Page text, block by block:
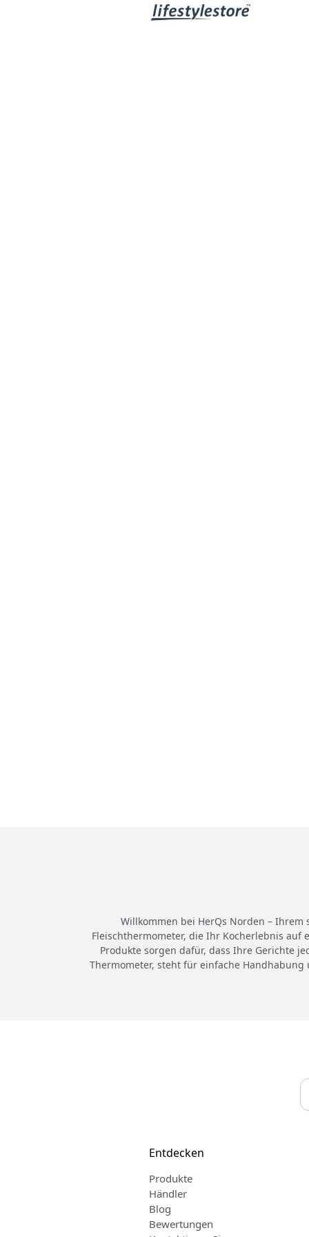
Willkommen bei HerQs Norden –
Fleischthermometer, die Ihr Kocherlebnis
Produkte sorgen dafür, dass Ihre Gerichte
Thermometer, steht für einfache Handhabung
Entdecken
Produkte
Händler
Blog
Bewertungen